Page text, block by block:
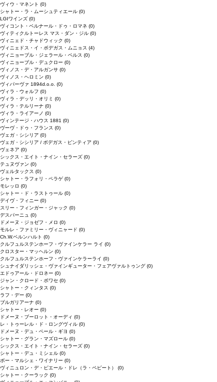
ヴィウ・マネント (0)
シャトー・ラ・ムーシュティエール (0)
LGIワインズ (0)
ヴィコント・ベルナール・ドゥ・ロマネ (0)
ヴィティクルトーレス マス・ダン・ジル (0)
ヴィニェド・チャドウィック (0)
ヴィニェドス・イ・ボデガス・ムニョス (4)
ヴィニョーブル・ジェラール・ペルス (0)
ヴィニョーブル・デュクロー (0)
ヴィノス・デ・アルガンサ (0)
ヴィノス・ヘロミン (0)
ヴィパーヴァ 1894d.o.o. (0)
ヴィラ・ウォルフ (0)
ヴィラ・デッリ・オリミ (0)
ヴィラ・テルリーナ (0)
ヴィラ・ライアーノ (0)
ヴィンテージ・ハウス 1881 (0)
ヴーヴ・ドゥ・フランス (0)
ヴェガ・シシリア (0)
ヴェガ・シシリア / ボデガス・ピンティア (0)
ヴェネア (0)
シックス・エイト・ナイン・セラーズ (0)
テュヌヴァン (0)
ヴェルタックス (0)
シャトー・ラフォリ・ペラゲ (0)
モレッロ (0)
シャトー・ド・ラストゥール (0)
デイヴ・フィニー (0)
スリー・フィンガー・ジャック (0)
デスパーニュ (0)
ドメーヌ・ジョゼフ・メロ (0)
モルレ・ファミリー・ヴィニャード (0)
Ch.W.ベルンハルト (0)
クルフュルステンホーフ・ヴァインケラー ライ (0)
クロスター・マッヘルン (0)
クルフュルステンホーフ・ヴァインケラーライ (0)
シュナイダリッシェ・ヴァインギューター・フェアヴァルトゥング (0)
エドゥアール・ドロネー (0)
ジャン・クロード・ボワセ (0)
シャトー・クィンタス (0)
ラフ・デー (0)
ブルガリアーナ (0)
シャトー・レオー (0)
ドメーヌ・ブーロット・オーディ (0)
レ・トゥーレル・ド・ロングヴィル (0)
ドメーヌ・デュ・ペール・ギヨ (0)
シャトー・グラン・マズロール (0)
シックス・エイト・ナイン・セラーズ (0)
シャトー・デュ・ミシェル (0)
ボー・マルシェ・ワイナリー (0)
ヴィニュロン・デ・ピエール・ドレ（ラ・ペピート） (0)
シャトー・クーラック (0)